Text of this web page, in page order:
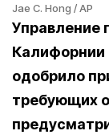
Jae C. Hong / AP
Управление
Калифорнии
одобрило
требующих